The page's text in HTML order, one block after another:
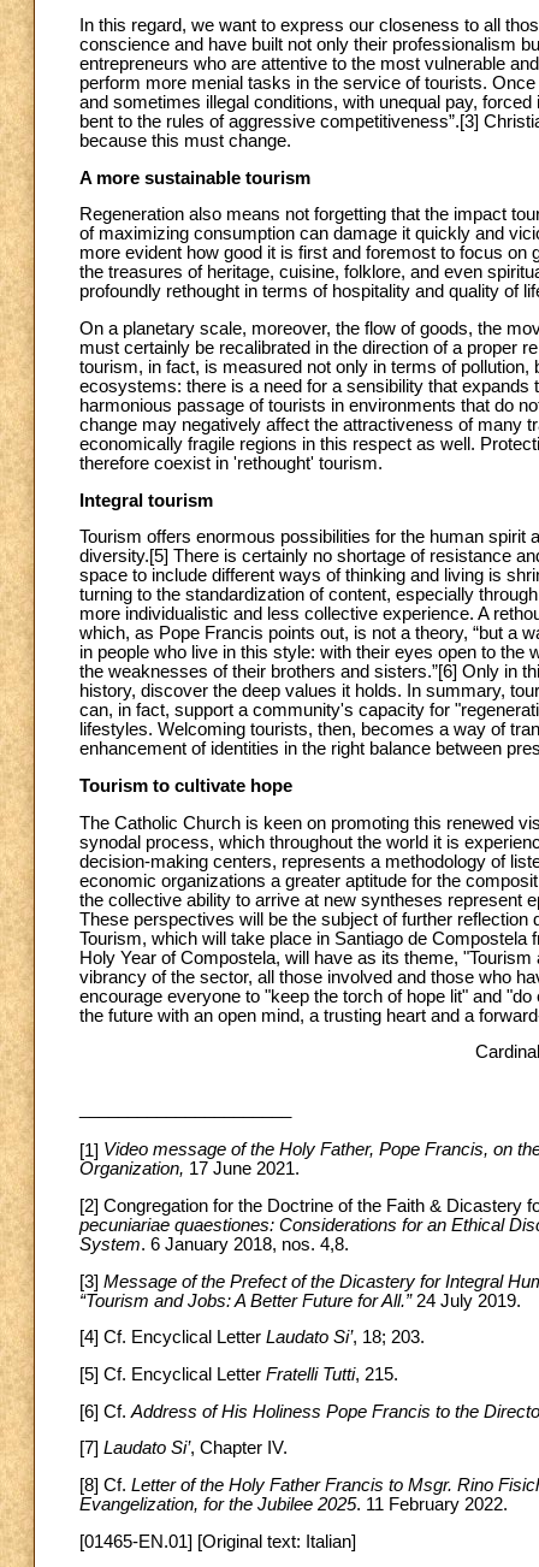
In this regard, we want to express our closeness to all
conscience and have built not only their professionalism
entrepreneurs who are attentive to the most vulnerable
perform more menial tasks in the service of tourists.
and sometimes illegal conditions, with unequal pay,
bent to the rules of aggressive competitiveness”.[3]
because this must change.
A more sustainable tourism
Regeneration also means not forgetting that the impact
of maximizing consumption can damage it quickly and
more evident how good it is first and foremost to focus
the treasures of heritage, cuisine, folklore, and even
profoundly rethought in terms of hospitality and quality of
On a planetary scale, moreover, the flow of goods, the
must certainly be recalibrated in the direction of a proper
tourism, in fact, is measured not only in terms of
ecosystems: there is a need for a sensibility that
harmonious passage of tourists in environments that do
change may negatively affect the attractiveness of many
economically fragile regions in this respect as well.
therefore coexist in 'rethought' tourism.
Integral tourism
Tourism offers enormous possibilities for the human spirit
diversity.[5] There is certainly no shortage of resistance
space to include different ways of thinking and living is
turning to the standardization of content, especially
more individualistic and less collective experience. A
which, as Pope Francis points out, is not a theory, “but a
in people who live in this style: with their eyes open to
the weaknesses of their brothers and sisters.”[6] Only in
history, discover the deep values it holds. In summary,
can, in fact, support a community's capacity for
lifestyles. Welcoming tourists, then, becomes a way of
enhancement of identities in the right balance between
Tourism to cultivate hope
The Catholic Church is keen on promoting this renewed
synodal process, which throughout the world it is
decision-making centers, represents a methodology of
economic organizations a greater aptitude for the
the collective ability to arrive at new syntheses represent
These perspectives will be the subject of further
Tourism, which will take place in Santiago de
Holy Year of Compostela, will have as its theme,
vibrancy of the sector, all those involved and those who
encourage everyone to "keep the torch of hope lit" and
the future with an open mind, a trusting heart and a
[1] Video message of the Holy Father, Pope Francis, on
Organization, 17 June 2021.
[2] Congregation for the Doctrine of the Faith & Dicastery
pecuniariae quaestiones: Considerations for an Ethical
System. 6 January 2018, nos. 4,8.
[3] Message of the Prefect of the Dicastery for Integral
“Tourism and Jobs: A Better Future for All.”24 July 2019.
[4] Cf. Encyclical Letter Laudato Si’, 18; 203.
[5] Cf. Encyclical Letter Fratelli Tutti, 215.
[6] Cf. Address of His Holiness Pope Francis to the
[7] Laudato Si’, Chapter IV.
[8] Cf. Letter of the Holy Father Francis to Msgr. Rino
Evangelization, for the Jubilee 2025. 11 February 2022.
[01465-EN.01] [Original text: Italian]